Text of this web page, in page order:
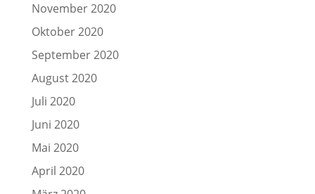
November 2020
Oktober 2020
September 2020
August 2020
Juli 2020
Juni 2020
Mai 2020
April 2020